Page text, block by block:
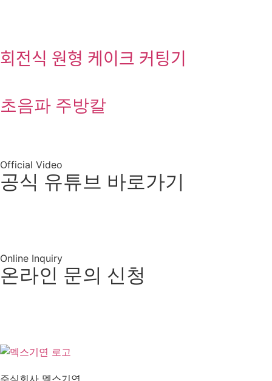
회전식 원형 케이크 커팅기
초음파 주방칼
Official Video
공식 유튜브 바로가기
Online Inquiry
온라인 문의 신청
주식회사 멕스기연